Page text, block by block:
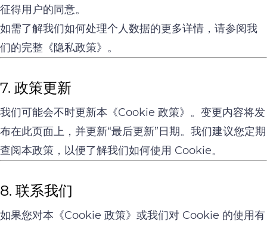
征得用户的同意。
如需了解我们如何处理个人数据的更多详情，请参阅我
们的完整《隐私政策》。
7. 政策更新
我们可能会不时更新本《Cookie 政策》。变更内容将发
布在此页面上，并更新“最后更新”日期。我们建议您定期
查阅本政策，以便了解我们如何使用 Cookie。
8. 联系我们
如果您对本《Cookie 政策》或我们对 Cookie 的使用有